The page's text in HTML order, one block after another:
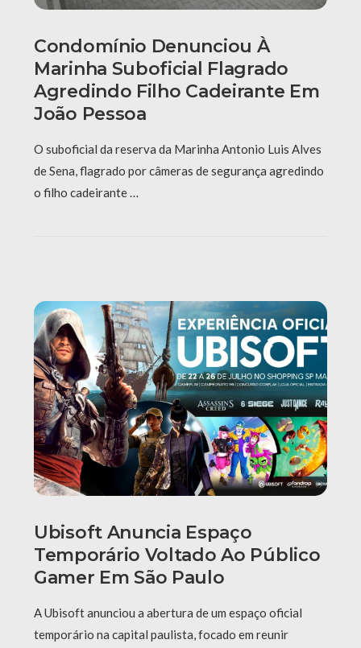
Condomínio Denunciou À
Marinha Suboficial Flagrado
Agredindo Filho Cadeirante Em
João Pessoa
O suboficial da reserva da Marinha Antonio Luis Alves
de Sena, flagrado por câmeras de segurança agredindo
o filho cadeirante …
Ubisoft Anuncia Espaço
Temporário Voltado Ao Público
Gamer Em São Paulo
A Ubisoft anunciou a abertura de um espaço oficial
temporário na capital paulista, focado em reunir